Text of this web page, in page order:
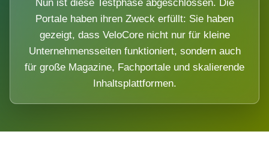
Nun ist diese Testphase abgeschlossen. Die
Portale haben ihren Zweck erfüllt: Sie haben
gezeigt, dass VeloCore nicht nur für kleine
Unternehmensseiten funktioniert, sondern auch
für große Magazine, Fachportale und skalierende
Inhaltsplattformen.